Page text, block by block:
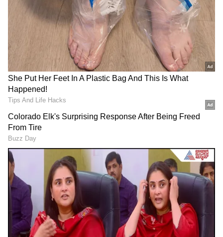
Related Articles
Food: ನಾಯಿಗಾಗಿ ಇಟ್ಟಿದ್ದ ಹಳಸಿದ ಚಿಕನ್ ಕರಿ ತಿಂದು 3
ಉಪಚುನಾವಣೆಯಲ್ಲಿನ ಕಾಂಗ್ರೆಸ್ ಅಭ್ಯರ್ಥಿ ಹಾವು
ಕಡಿದು ಸಾವು, ಉತ್ತರ ಕನ್ನಡದಲ್ಲಿ ದುರಂತ ಘಟನೆ